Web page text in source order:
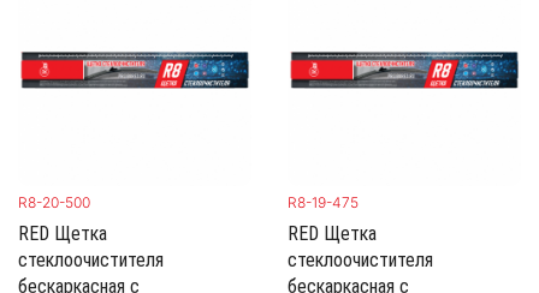
R8-20-500
RED Щетка
стеклоочистителя
бескаркасная с
R8-19-475
RED Щетка
стеклоочистителя
бескаркасная с